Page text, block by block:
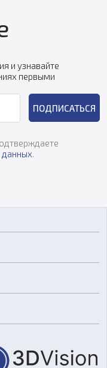
и узнавайте
первыми
ПОДПИСАТЬСЯ
данных
литья